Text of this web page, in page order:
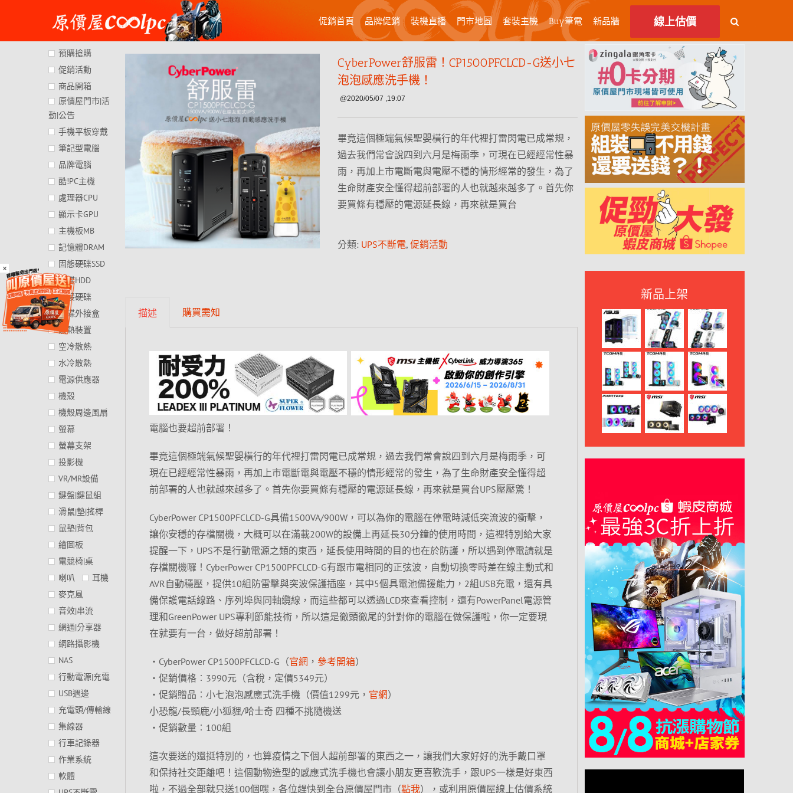
×
content
促銷首頁 品牌促銷 裝機直播 門市地圖 套裝主機 Buy筆電 新品牆 線上估價
CyberPower舒服雷！CP1500PFCLCD-G送小七
泡泡感應洗手機！
@2020/05/07 ,19:07
畢竟這個極端氣候聖嬰橫行的年代裡打雷閃電已成常規，
過去我們常會說四到六月是梅雨季，可現在已經經常性暴
雨，再加上市電斷電與電壓不穩的情形經常的發生，為了
生命財產安全懂得超前部署的人也就越來越多了。首先你
要買條有穩壓的電源延長線，再來就是買台
分類: UPS不斷電, 促銷活動
描述 購買需知
電腦也要超前部署！
畢竟這個極端氣候聖嬰橫行的年代裡打雷閃電已成常規，過去我們常會說四到六月是梅雨季，可
現在已經經常性暴雨，再加上市電斷電與電壓不穩的情形經常的發生，為了生命財產安全懂得超
前部署的人也就越來越多了。首先你要買條有穩壓的電源延長線，再來就是買台UPS壓壓驚！
CyberPower CP1500PFCLCD-G具備1500VA/900W，可以為你的電腦在停電時減低突流波的衝擊，
讓你安穩的存檔關機，大概可以在滿載200W的設備上再延長30分鐘的使用時間，這裡特別給大家
提醒一下，UPS不是行動電源之類的東西，延長使用時間的目的也在於防護，所以遇到停電請就是
存檔關機囉！CyberPower CP1500PFCLCD-G有跟市電相同的正弦波，自動切換零時差在線主動式和
AVR自動穩壓，提供10組防雷擊與突波保護插座，其中5個具電池備援能力，2組USB充電，還有具
備保護電話線路、序列埠與同軸纜線，而這些都可以透過LCD來查看控制，還有PowerPanel電源管
理和GreenPower UPS專利節能技術，所以這是徹頭徹尾的針對你的電腦在做保護啦，你一定要現
在就要有一台，做好超前部署！
‧CyberPower CP1500PFCLCD-G（官網 ， 參考開箱）
‧促銷價格︰3990元（含稅，定價5349元）
‧促銷贈品︰小七泡泡感應式洗手機（價值1299元， 官網）
小恐龍/長頸鹿/小狐貍/哈士奇 四種不挑隨機送
‧促銷數量︰100組
這次要送的還挺特別的，也算疫情之下個人超前部署的東西之一，讓我們大家好好的洗手戴口罩
和保持社交距離吧！這個動物造型的感應式洗手機也會讓小朋友更喜歡洗手，跟UPS一樣是好東西
啦，不過全部就只送100個嘿，各位趕快到全台原價屋門市（點我），或利用原價屋線上估價系統
預購搶購
促銷活動
商品開箱
原價屋門市|活
動|公告
手機平板穿戴
筆記型電腦
品牌電腦
酷!PC主機
處理器CPU
顯示卡GPU
主機板MB
記憶體DRAM
固態硬碟SSD
硬碟HDD
外接硬碟
硬碟外接盒
散熱裝置
空冷散熱
水冷散熱
電源供應器
機殼
機殼周邊風扇
螢幕
螢幕支架
投影機
VR/MR設備
鍵盤|鍵鼠組
滑鼠|墊|搖桿
鼠墊|背包
繪圖板
電競椅|桌
喇叭
耳機
麥克風
音效|串流
網通|分享器
網路攝影機
NAS
行動電源|充電
USB週邊
充電頭/傳輸線
集線器
行車記錄器
作業系統
軟體
新品上架